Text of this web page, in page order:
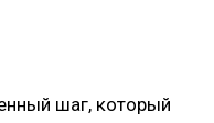
шаг, который